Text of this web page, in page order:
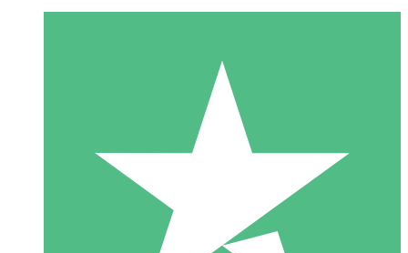
Packs de Crédits Individuels
Payez à l'utilisation avec des crédits de téléchargement. Sans
1 Téléchargement
10 00